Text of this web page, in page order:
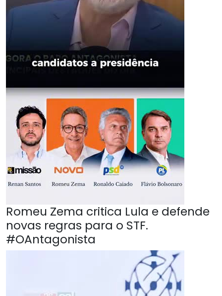
Romeu Zema critica Lula e defende
novas regras para o STF.
#OAntagonista